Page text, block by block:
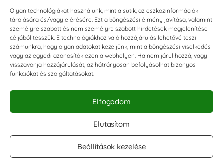
Olyan technológiákat használunk, mint a sütik, az eszközinformációk
tárolására és/vagy elérésére. Ezt a böngészési élmény javítása, valamint
személyre szabott és nem személyre szabott hirdetések megjelenítése
céljából tesszük. E technológiákhoz való hozzájárulás lehetővé teszi
számunkra, hogy olyan adatokat kezeljünk, mint a böngészési viselkedés
vagy az egyedi azonosítók ezen a webhelyen. Ha nem járul hozzá, vagy
visszavonja hozzájárulását, az hátrányosan befolyásolhat bizonyos
funkciókat és szolgáltatásokat.
Elfogadom
Elutasítom
Beállítások kezelése
Impresszum
KAPCSOLAT
E-mail:shop@torokszilvi.com
Telefon: +36 30 6767872
KÖZÖSSÉGI
Facebook csoport